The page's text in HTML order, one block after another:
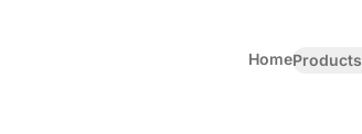
HomeProducts